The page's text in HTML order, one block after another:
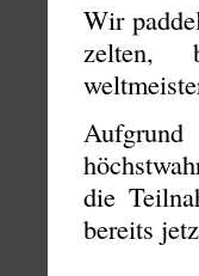
Wir
zelten,
Aufgrund
die
bereits